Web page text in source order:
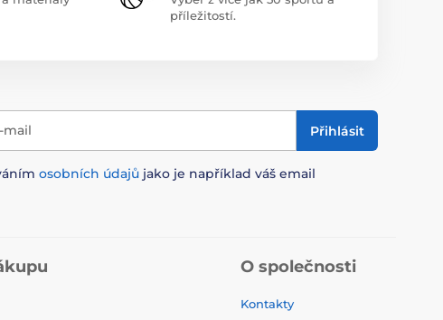
příležitostí.
mail Přihlásit
osobních údajů jako je například váš email
O společnosti
Kontakty